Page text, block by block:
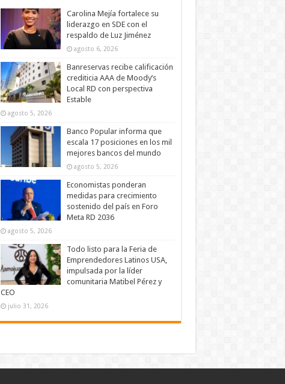
Carolina Mejía fortalece su
liderazgo en SDE con el
respaldo de Luz Jiménez
agosto 6, 2026
Banreservas recibe calificación
crediticia AAA de Moody’s
Local RD con perspectiva
Estable
agosto 5, 2026
Banco Popular informa que
escala 17 posiciones en los mil
mejores bancos del mundo
agosto 5, 2026
Economistas ponderan
medidas para crecimiento
sostenido del país en Foro
Meta RD 2036
agosto 5, 2026
Todo listo para la Feria de
Emprendedores Latinos USA,
impulsada por la líder
comunitaria Matibel Pérez y
CEO
julio 31, 2026